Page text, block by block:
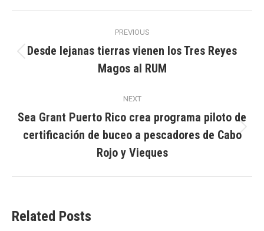
navigation
PREVIOUS
Previous
post:
Desde lejanas tierras vienen los Tres Reyes
Magos al RUM
NEXT
Next
post:
Sea Grant Puerto Rico crea programa piloto de
certificación de buceo a pescadores de Cabo
Rojo y Vieques
Related Posts